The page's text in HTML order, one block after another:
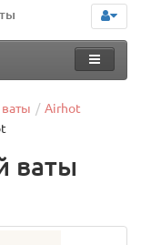
Airhot
ваты